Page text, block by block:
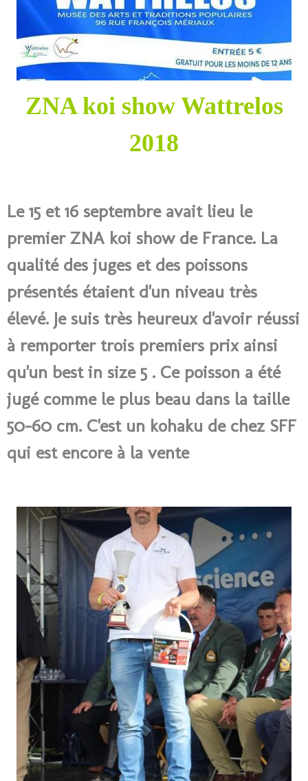
ZNA koi show Wattrelos
2018
Le 15 et 16 septembre avait lieu le
premier ZNA koi show de France. La
qualité des juges et des poissons
présentés étaient d'un niveau très
élevé. Je suis très heureux d'avoir réussi
à remporter trois premiers prix ainsi
qu'un best in size 5 . Ce poisson a été
jugé comme le plus beau dans la taille
50-60 cm. C'est un kohaku de chez SFF
qui est encore à la vente